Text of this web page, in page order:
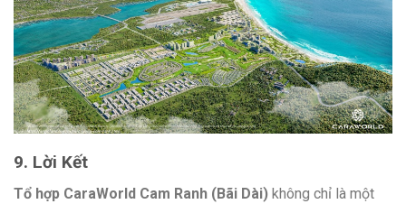
9. Lời Kết
Tổ hợp CaraWorld Cam Ranh (Bãi Dài) không chỉ là một